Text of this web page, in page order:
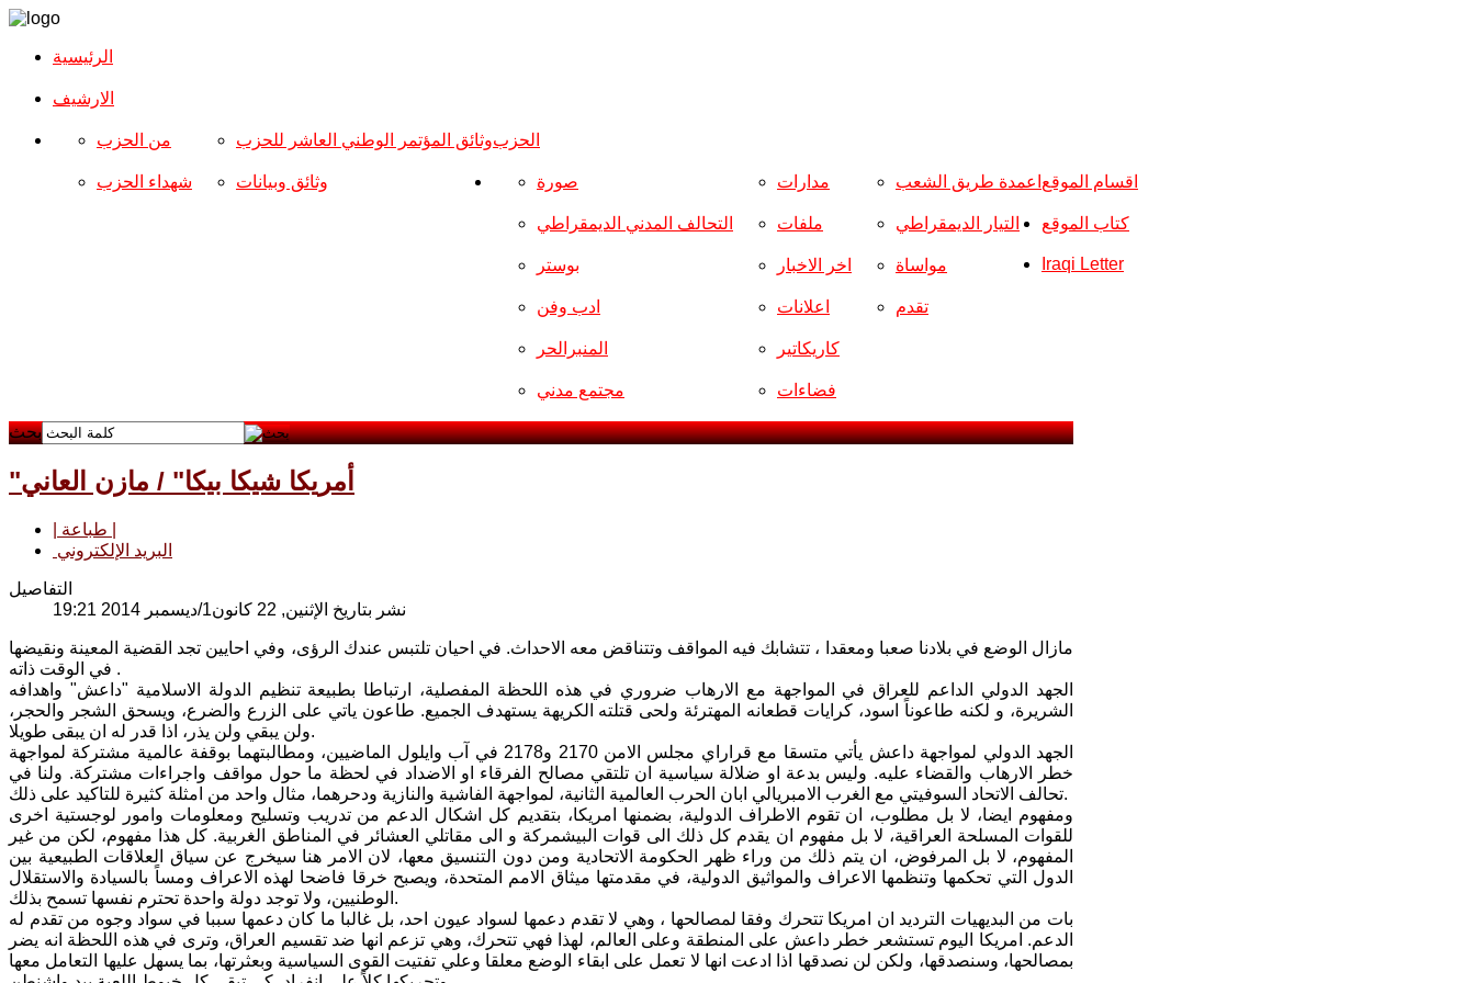
الرئيسية
الارشیف
الحزب من الحزب
شهداء الحزب
وثائق المؤتمر الوطني العاشر للحزب
وثائق وبيانات اقسام الموقع صورة
التحالف المدني الديمقراطي
بوستر
ادب وفن
المنبرالحر
مجتمع مدني
مدارات
ملفات
اخر الاخبار
اعلانات
كاريكاتير
فضاءات
اعمدة طريق الشعب
التيار الديمقراطي
مواساة
تقدم
كتاب الموقع
Iraqi Letter
بحث
"أمريكا شيكا بيكا" / مازن العاني
البريد الإلكتروني
التفاصيل
نشر بتاريخ الإثنين, 22 كانون1/ديسمبر 2014 19:21
مازال الوضع في بلادنا صعبا ومعقدا ، تتشابك فيه المواقف وتتناقض معه الاحداث. في احيان تلتبس عندك الرؤى، وفي احايين تجد القضية المعينة ونقيضها
في الوقت ذاته .
الجهد الدولي الداعم للعراق في المواجهة مع الارهاب ضروري في هذه اللحظة المفصلية، ارتباطا بطبيعة تنظيم الدولة الاسلامية "داعش" واهدافه
الشريرة، و لكنه طاعوناً اسود، كرايات قطعانه المهترئة ولحى قتلته الكريهة يستهدف الجميع. طاعون ياتي على الزرع والضرع، ويسحق الشجر والحجر،
ولن يبقي ولن يذر، اذا قدر له ان يبقى طويلا.
الجهد الدولي لمواجهة داعش يأتي متسقا مع قراراي مجلس الامن 2170 و2178 في آب وايلول الماضيين، ومطالبتهما بوقفة عالمية مشتركة لمواجهة
خطر الارهاب والقضاء عليه. وليس بدعة او ضلالة سياسية ان تلتقي مصالح الفرقاء او الاضداد في لحظة ما حول مواقف واجراءات مشتركة. ولنا في
تحالف الاتحاد السوفيتي مع الغرب الامبريالي ابان الحرب العالمية الثانية، لمواجهة الفاشية والنازية ودحرهما، مثال واحد من امثلة كثيرة للتاكيد على ذلك.
ومفهوم ايضا، لا بل مطلوب، ان تقوم الاطراف الدولية، بضمنها امريكا، بتقديم كل اشكال الدعم من تدريب وتسليح ومعلومات وامور لوجستية اخرى
للقوات المسلحة العراقية، لا بل مفهوم ان يقدم كل ذلك الى قوات البيشمركة و الى مقاتلي العشائر في المناطق الغربية. كل هذا مفهوم، لكن من غير
المفهوم، لا بل المرفوض، ان يتم ذلك من وراء ظهر الحكومة الاتحادية ومن دون التنسيق معها، لان الامر هنا سيخرج عن سياق العلاقات الطبيعية بين
الدول التي تحكمها وتنظمها الاعراف والمواثيق الدولية، في مقدمتها ميثاق الامم المتحدة، ويصبح خرقا فاضحا لهذه الاعراف ومساً بالسيادة والاستقلال
الوطنيين، ولا توجد دولة واحدة تحترم نفسها تسمح بذلك.
بات من البديهيات الترديد ان امريكا تتحرك وفقا لمصالحها ، وهي لا تقدم دعمها لسواد عيون احد، بل غالبا ما كان دعمها سببا في سواد وجوه من تقدم له
الدعم. امريكا اليوم تستشعر خطر داعش على المنطقة وعلى العالم، لهذا فهي تتحرك، وهي تزعم انها ضد تقسيم العراق، وترى في هذه اللحظة انه يضر
بمصالحها، وسنصدقها، ولكن لن نصدقها اذا ادعت انها لا تعمل على ابقاء الوضع معلقا وعلي تفتيت القوى السياسية وبعثرتها، بما يسهل عليها التعامل معها